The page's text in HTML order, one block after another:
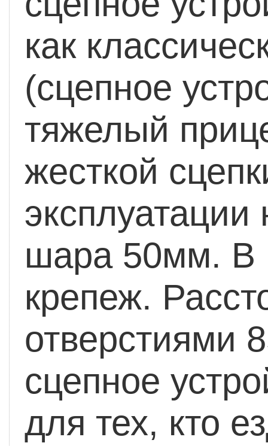
как
(сцепное
тяжелый
жесткой
шара 50мм. В
крепеж.
отверстиями
сцепное
для тех, кто